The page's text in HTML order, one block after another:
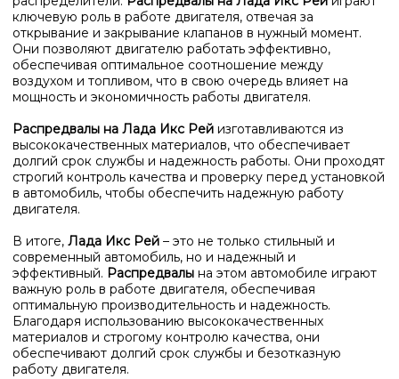
ключевую роль в работе двигателя, отвечая за
открывание и закрывание клапанов в нужный момент.
Они позволяют двигателю работать эффективно,
обеспечивая оптимальное соотношение между
воздухом и топливом, что в свою очередь влияет на
мощность и экономичность работы двигателя.
Распредвалы на Лада Икс Рей изготавливаются из
высококачественных материалов, что обеспечивает
долгий срок службы и надежность работы. Они проходят
строгий контроль качества и проверку перед установкой
в автомобиль, чтобы обеспечить надежную работу
двигателя.
В итоге, Лада Икс Рей – это не только стильный и
современный автомобиль, но и надежный и
эффективный. Распредвалы на этом автомобиле играют
важную роль в работе двигателя, обеспечивая
оптимальную производительность и надежность.
Благодаря использованию высококачественных
материалов и строгому контролю качества, они
обеспечивают долгий срок службы и безотказную
работу двигателя.